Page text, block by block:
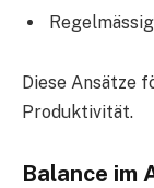
Diese Ansätze
Produktivität.
Balance im